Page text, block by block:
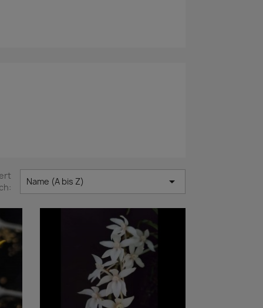
Name (A bis Z) 